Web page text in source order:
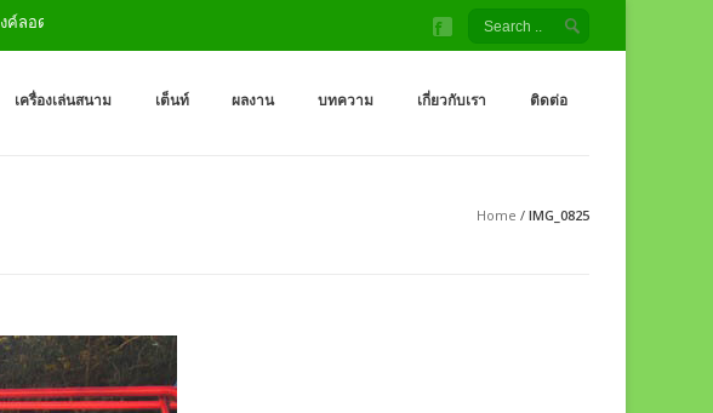
กกำลังกายกลางแจ้ง สนามเด็กเล่น โรงงานผู้ผลิต เครื่องออกกำลังกายกลางแจ้ง
งออกกำลังกายกลางเเจ้ง ราคาถูกจากโรงงาน สนามเด็กเล่น กระดานลื่น สไลเดอร์ ชิงช้า อุโมงค์ จำหน่
เครื่องเล่นสนาม เต็นท์ ผลงาน บทความ เกี่ยวกับเรา ติดต่อ
Home / IMG_0825